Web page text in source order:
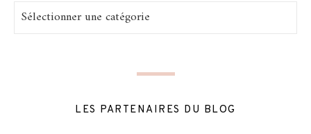
Catégories
LES PARTENAIRES DU BLOG